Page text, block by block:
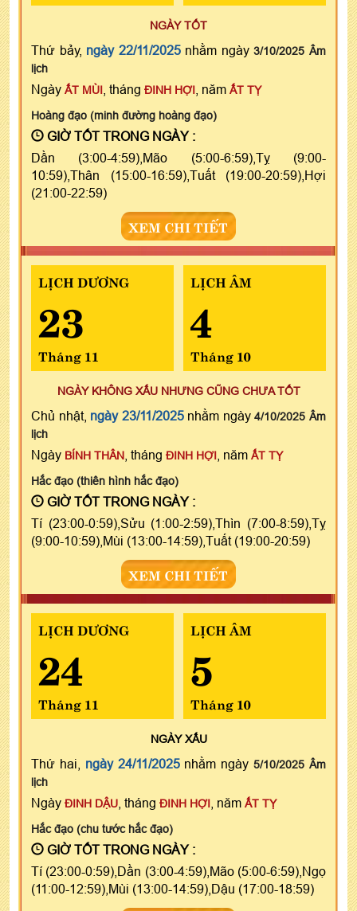
NGÀY TỐT
Thứ bảy, ngày 22/11/2025nhằm ngày3/10/2025 Âm
lịch
Ngày ẤT MÙI , tháng ĐINH HỢI , năm ẤT TỴ
Hoàng đạo (minh đường hoàng đạo)
GIỜ TỐT TRONG NGÀY :
Dần (3:00-4:59),Mão (5:00-6:59),Tỵ (9:00-
10:59),Thân (15:00-16:59),Tuất (19:00-20:59),Hợi
(21:00-22:59)
XEM CHI TIẾT
LỊCH DƯƠNG
23
Tháng 11
LỊCH ÂM
4
Tháng 10
NGÀY KHÔNG XẤU NHƯNG CŨNG CHƯA TỐT
Chủ nhật, ngày 23/11/2025nhằm ngày4/10/2025 Âm
lịch
Ngày BÍNH THÂN , tháng ĐINH HỢI , năm ẤT TỴ
Hắc đạo (thiên hình hắc đạo)
GIỜ TỐT TRONG NGÀY :
Tí (23:00-0:59),Sửu (1:00-2:59),Thìn (7:00-8:59),Tỵ
(9:00-10:59),Mùi (13:00-14:59),Tuất (19:00-20:59)
XEM CHI TIẾT
LỊCH DƯƠNG
24
Tháng 11
LỊCH ÂM
5
Tháng 10
NGÀYXẤU
Thứ hai, ngày 24/11/2025nhằm ngày5/10/2025 Âm
lịch
Ngày ĐINH DẬU , tháng ĐINH HỢI , năm ẤT TỴ
Hắc đạo (chu tước hắc đạo)
GIỜ TỐT TRONG NGÀY :
Tí (23:00-0:59),Dần (3:00-4:59),Mão (5:00-6:59),Ngọ
(11:00-12:59),Mùi (13:00-14:59),Dậu (17:00-18:59)